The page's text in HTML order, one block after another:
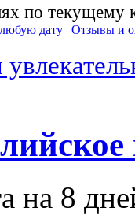
по текущему
дату | Отзывы и
на 8